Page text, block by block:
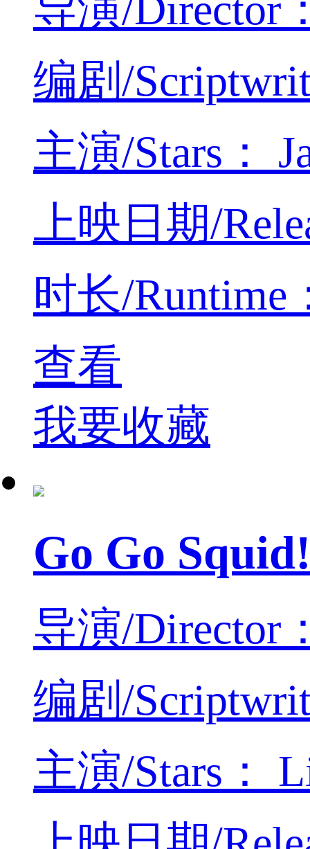
编剧/
主演/Stars：
上映日期/
时长/Runtime
查看
我要收藏
Go Go
导演/Director
编剧/
主演/Stars：